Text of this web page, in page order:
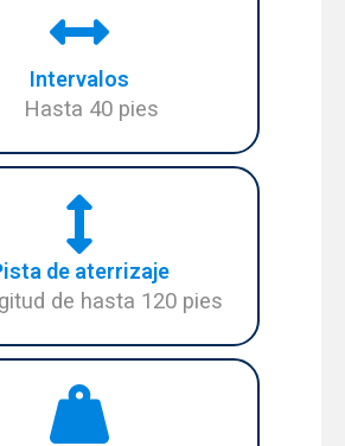
Intervalos
Hasta 40 pies
de aterrizaje
de hasta 120 pies